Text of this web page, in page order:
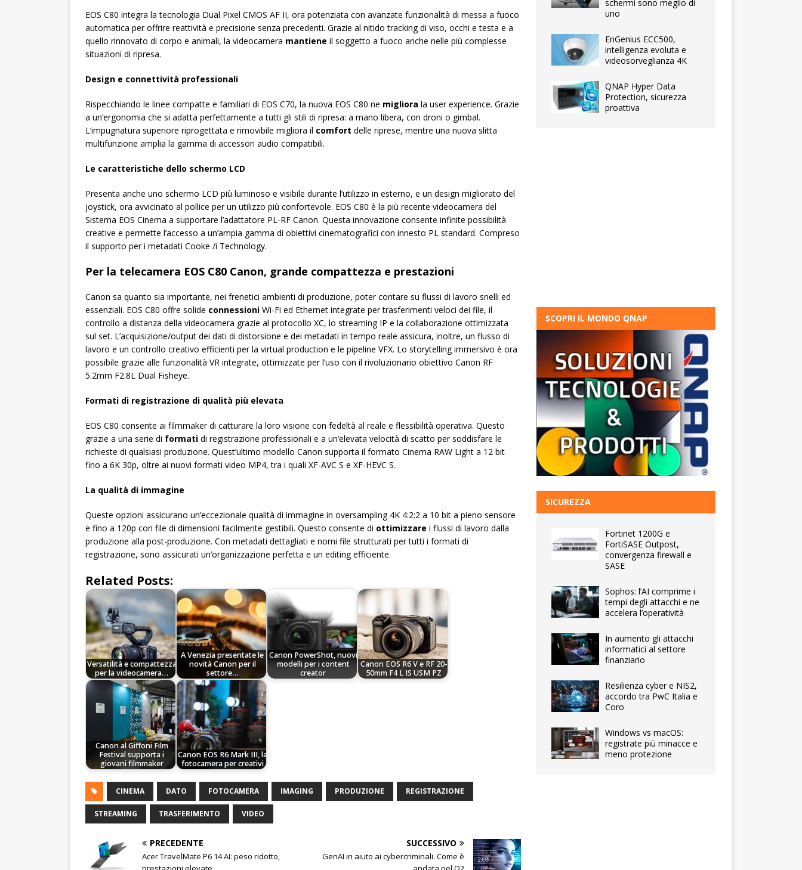
EOS C80 integra la tecnologia Dual Pixel CMOS AF II, ora potenziata con avanzate funzionalità di messa a fuoco
automatica per offrire reattività e precisione senza precedenti. Grazie al nitido tracking di viso, occhi e testa e a
quello rinnovato di corpo e animali, la videocamera mantiene il soggetto a fuoco anche nelle più complesse
situazioni di ripresa.
Design e connettività professionali
Rispecchiando le linee compatte e familiari di EOS C70, la nuova EOS C80 ne migliora la user experience. Grazie
a un’ergonomia che si adatta perfettamente a tutti gli stili di ripresa: a mano libera, con droni o gimbal.
L’impugnatura superiore riprogettata e rimovibile migliora il comfort delle riprese, mentre una nuova slitta
multifunzione amplia la gamma di accessori audio compatibili.
Le caratteristiche dello schermo LCD
Presenta anche uno schermo LCD più luminoso e visibile durante l’utilizzo in esterno, e un design migliorato del
joystick, ora avvicinato al pollice per un utilizzo più confortevole. EOS C80 è la più recente videocamera del
Sistema EOS Cinema a supportare l’adattatore PL-RF Canon. Questa innovazione consente infinite possibilità
creative e permette l’accesso a un’ampia gamma di obiettivi cinematografici con innesto PL standard. Compreso
il supporto per i metadati Cooke /i Technology.
Per la telecamera EOS C80 Canon, grande compattezza e prestazioni
Canon sa quanto sia importante, nei frenetici ambienti di produzione, poter contare su flussi di lavoro snelli ed
essenziali. EOS C80 offre solide connessioni Wi-Fi ed Ethernet integrate per trasferimenti veloci dei file, il
controllo a distanza della videocamera grazie al protocollo XC, lo streaming IP e la collaborazione ottimizzata
sul set. L’acquisizione/output dei dati di distorsione e dei metadati in tempo reale assicura, inoltre, un flusso di
lavoro e un controllo creativo efficienti per la virtual production e le pipeline VFX. Lo storytelling immersivo è ora
possibile grazie alle funzionalità VR integrate, ottimizzate per l’uso con il rivoluzionario obiettivo Canon RF
5.2mm F2.8L Dual Fisheye.
Formati di registrazione di qualità più elevata
EOS C80 consente ai filmmaker di catturare la loro visione con fedeltà al reale e flessibilità operativa. Questo
grazie a una serie di formati di registrazione professionali e a un’elevata velocità di scatto per soddisfare le
richieste di qualsiasi produzione. Quest’ultimo modello Canon supporta il formato Cinema RAW Light a 12 bit
fino a 6K 30p, oltre ai nuovi formati video MP4, tra i quali XF-AVC S e XF-HEVC S.
La qualità di immagine
Queste opzioni assicurano un’eccezionale qualità di immagine in oversampling 4K 4:2:2 a 10 bit a pieno sensore
e fino a 120p con file di dimensioni facilmente gestibili. Questo consente di ottimizzare i flussi di lavoro dalla
produzione alla post-produzione. Con metadati dettagliati e nomi file strutturati per tutti i formati di
registrazione, sono assicurati un’organizzazione perfetta e un editing efficiente.
Related Posts:
Versatilità e compattezza
per la videocamera…
A Venezia presentate le
novità Canon per il
settore…
Canon PowerShot, nuovi
modelli per i content
creator
Canon EOS R6 V e RF 20-
50mm F4 L IS USM PZ
Canon al Giffoni Film
Festival supporta i
giovani filmmaker
Canon EOS R6 Mark III, la
fotocamera per creativi
CINEMA DATO FOTOCAMERA IMAGING PRODUZIONE REGISTRAZIONE
STREAMING TRASFERIMENTO VIDEO
PRECEDENTE
Acer TravelMate P6 14 AI: peso ridotto,
SUCCESSIVO
GenAI in aiuto ai cybercriminali. Come è
schermi sono meglio di
uno
EnGenius ECC500,
intelligenza evoluta e
videosorveglianza 4K
QNAP Hyper Data
Protection, sicurezza
proattiva
SCOPRI IL MONDO QNAP
SICUREZZA
Fortinet 1200G e
FortiSASE Outpost,
convergenza firewall e
SASE
Sophos: l’AI comprime i
tempi degli attacchi e ne
accelera l’operatività
In aumento gli attacchi
informatici al settore
finanziario
Resilienza cyber e NIS2,
accordo tra PwC Italia e
Coro
Windows vs macOS:
registrate più minacce e
meno protezione